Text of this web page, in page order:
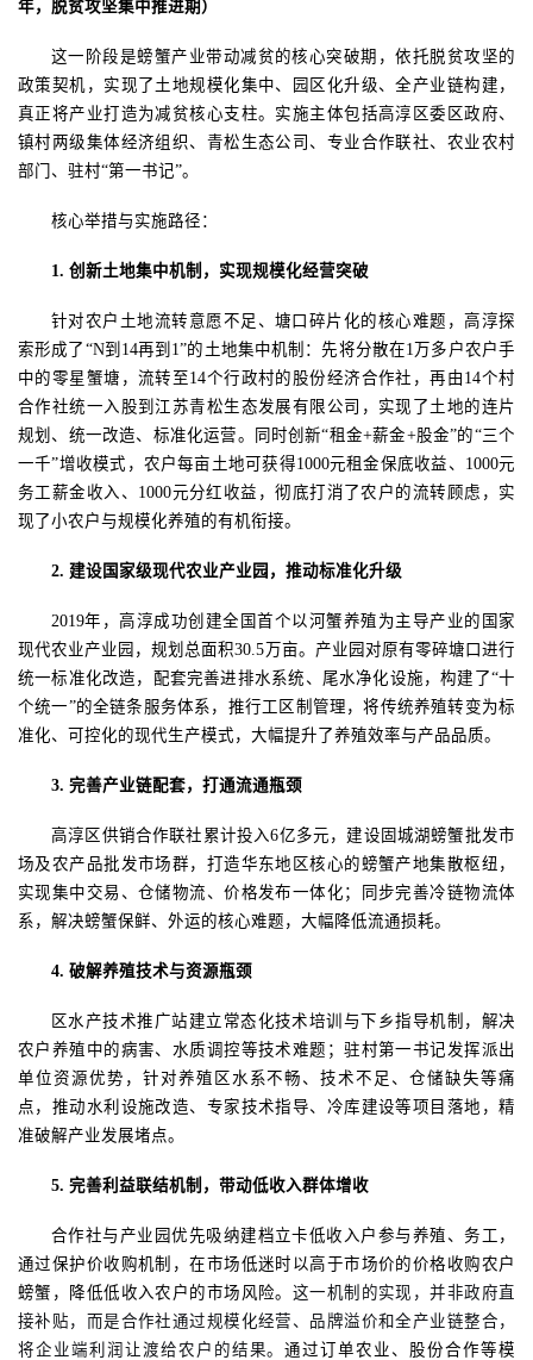
年，脱贫攻坚集中推进期）
这一阶段是螃蟹产业带动减贫的核心突破期，依托脱贫攻坚的
政策契机，实现了土地规模化集中、园区化升级、全产业链构建，
真正将产业打造为减贫核心支柱。实施主体包括高淳区委区政府、
镇村两级集体经济组织、青松生态公司、专业合作联社、农业农村
部门、驻村“第一书记”。
核心举措与实施路径：
1.创新土地集中机制，实现规模化经营突破
针对农户土地流转意愿不足、塘口碎片化的核心难题，高淳探
索形成了 “N到14再到1”的土地集中机制：先将分散在1万多户农户手
中的零星蟹塘，流转至14个行政村的股份经济合作社，再由14个村
合作社统一入股到江苏青松生态发展有限公司，实现了土地的连片
规划、统一改造、标准化运营。同时创新“租金+薪金+股金”的“三个
一千”增收模式，农户每亩土地可获得1000元租金保底收益、1000元
务工薪金收入、1000元分红收益，彻底打消了农户的流转顾虑，实
现了小农户与规模化养殖的有机衔接。
2.建设国家级现代农业产业园，推动标准化升级
2019年，高淳成功创建全国首个以河蟹养殖为主导产业的国家
现代农业产业园，规划总面积30.5万亩。产业园对原有零碎塘口进行
统一标准化改造，配套完善进排水系统、尾水净化设施，构建了“十
个统一”的全链条服务体系，推行工区制管理，将传统养殖转变为标
准化、可控化的现代生产模式，大幅提升了养殖效率与产品品质。
3.完善产业链配套，打通流通瓶颈
高淳区供销合作联社累计投入6亿多元，建设固城湖螃蟹批发市
场及农产品批发市场群，打造华东地区核心的螃蟹产地集散枢纽，
实现集中交易、仓储物流、价格发布一体化；同步完善冷链物流体
系，解决螃蟹保鲜、外运的核心难题，大幅降低流通损耗。
4.破解养殖技术与资源瓶颈
区水产技术推广站建立常态化技术培训与下乡指导机制，解决
农户养殖中的病害、水质调控等技术难题；驻村第一书记发挥派出
单位资源优势，针对养殖区水系不畅、技术不足、仓储缺失等痛
点，推动水利设施改造、专家技术指导、冷库建设等项目落地，精
准破解产业发展堵点。
5.完善利益联结机制，带动低收入群体增收
合作社与产业园优先吸纳建档立卡低收入户参与养殖、务工，
通过保护价收购机制，在市场低迷时以高于市场价的价格收购农户
螃蟹，降低低收入农户的市场风险。 这一机制的实现，并非政府直
接补贴，而是合作社通过规模化经营、品牌溢价和全产业链整合，
将企业端利润让渡给农户的结果。通过订单农业、股份合作等模